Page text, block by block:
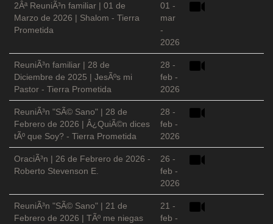
2Âª ReuniÃ³n familiar | 01 de
Marzo de 2026 | Shalom - Tierra
Prometida
01 -
mar
-
2026
ReuniÃ³n familiar | 28 de
Diciembre de 2025 | JesÃºs mi
Pastor - Tierra Prometida
28 -
feb -
2026
ReuniÃ³n "SÃ© Sano" | 28 de
Febrero de 2026 | Â¿QuiÃ©n dices
tÃº que Soy? - Tierra Prometida
28 -
feb -
2026
OraciÃ³n | 26 de Febrero de 2026 -
Roberto Stevenson E.
26 -
feb -
2026
ReuniÃ³n "SÃ© Sano" | 21 de
Febrero de 2026 | TÃº me niegas
21 -
feb -